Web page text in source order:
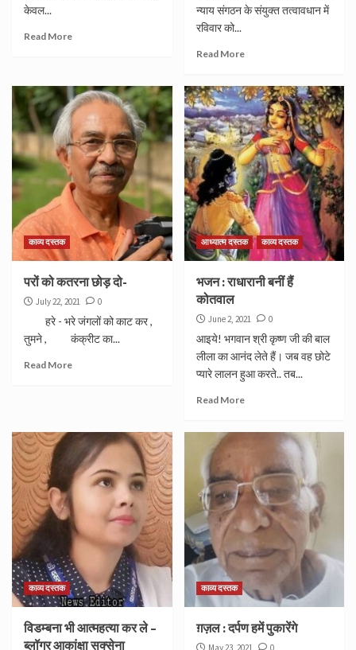
केवल...
Read More
न्याय संगठन के संयुक्त तत्वावधान में
रविवार को...
Read More
काव्य दस्तक
परों को कतरना छोड़ दो-
July 22, 2021 0
हरे - भरे जंगलों को काट कर ,
तुमने , कंक्रीट का...
Read More
आध्यात्म दस्तक काव्य दस्तक
भजन : राधारानी बनीं हैं
कोतवाल
June 2, 2021 0
आइये! भगवान श्री कृष्ण जी की बाल
लीला का आनंद लेते हैं। जब वह छोटे
प्यारे लालन हुआ करते.. तब...
Read More
काव्य दस्तक
विडम्बना भी आत्महत्या कर ले –
ब्लॉगर आकांक्षा सक्सेना
काव्य दस्तक
ग़ज़ल : दर्पण हमें पुकारेंगे
May 23, 2021 0